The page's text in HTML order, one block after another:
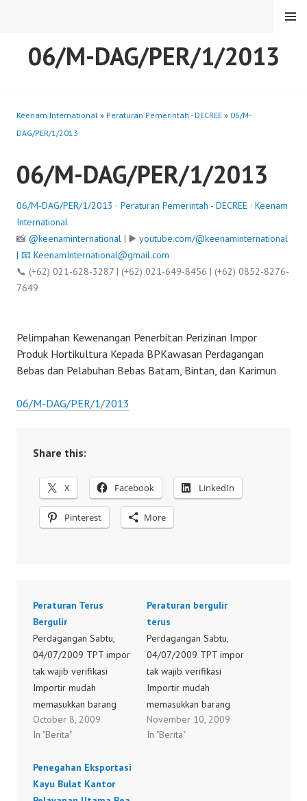
06/M-DAG/PER/1/2013
MENU
Keenam International » Peraturan Pemerintah - DECREE » 06/M-
DAG/PER/1/2013
06/M-DAG/PER/1/2013
06/M-DAG/PER/1/2013 · Peraturan Pemerintah - DECREE · Keenam
International
📸 @keenaminternational | ▶️ youtube.com/@keenaminternational
| 📧 KeenamInternational@gmail.com
📞 (+62) 021-628-3287 | (+62) 021-649-8456 | (+62) 0852-8276-
7649
Pelimpahan Kewenangan Penerbitan Perizinan Impor
Produk Hortikultura Kepada BPKawasan Perdagangan
Bebas dan Pelabuhan Bebas Batam, Bintan, dan Karimun
06/M-DAG/PER/1/2013
Share this:
X Facebook LinkedIn
Pinterest More
Peraturan Terus
Bergulir
Perdagangan Sabtu,
04/07/2009 TPT impor
tak wajib verifikasi
Importir mudah
memasukkan barang
secara lebih bebas
JAKARTA: Pemerintah
produk tekstil impor
dari kewajiban pe-
October 8, 2009
In "Berita"
Peraturan bergulir
terus
Perdagangan Sabtu,
04/07/2009 TPT impor
tak wajib verifikasi
Importir mudah
memasukkan barang
secara lebih bebas
JAKARTA: Pemerintah
November 10, 2009
In "Berita"
Penegahan Eksportasi
Kayu Bulat Kantor